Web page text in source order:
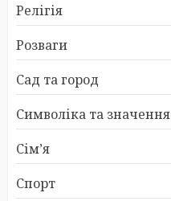
Релігія
Розваги
Сад та город
Символіка та значення
Сім’я
Спорт